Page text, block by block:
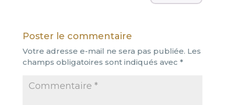
Poster le commentaire
Votre adresse e-mail ne sera pas publiée. Les
champs obligatoires sont indiqués avec *